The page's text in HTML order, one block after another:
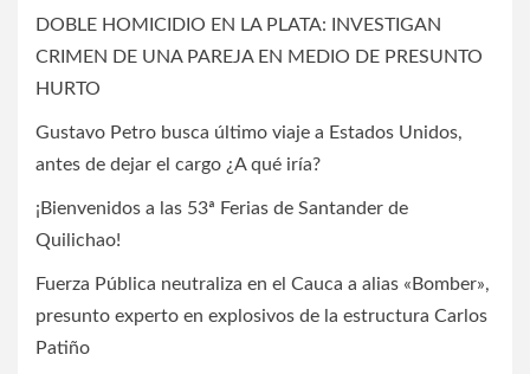
DOBLE HOMICIDIO EN LA PLATA: INVESTIGAN
CRIMEN DE UNA PAREJA EN MEDIO DE PRESUNTO
HURTO
Gustavo Petro busca último viaje a Estados Unidos,
antes de dejar el cargo ¿A qué iría?
¡Bienvenidos a las 53ª Ferias de Santander de
Quilichao!
Fuerza Pública neutraliza en el Cauca a alias «Bomber»,
presunto experto en explosivos de la estructura Carlos
Patiño